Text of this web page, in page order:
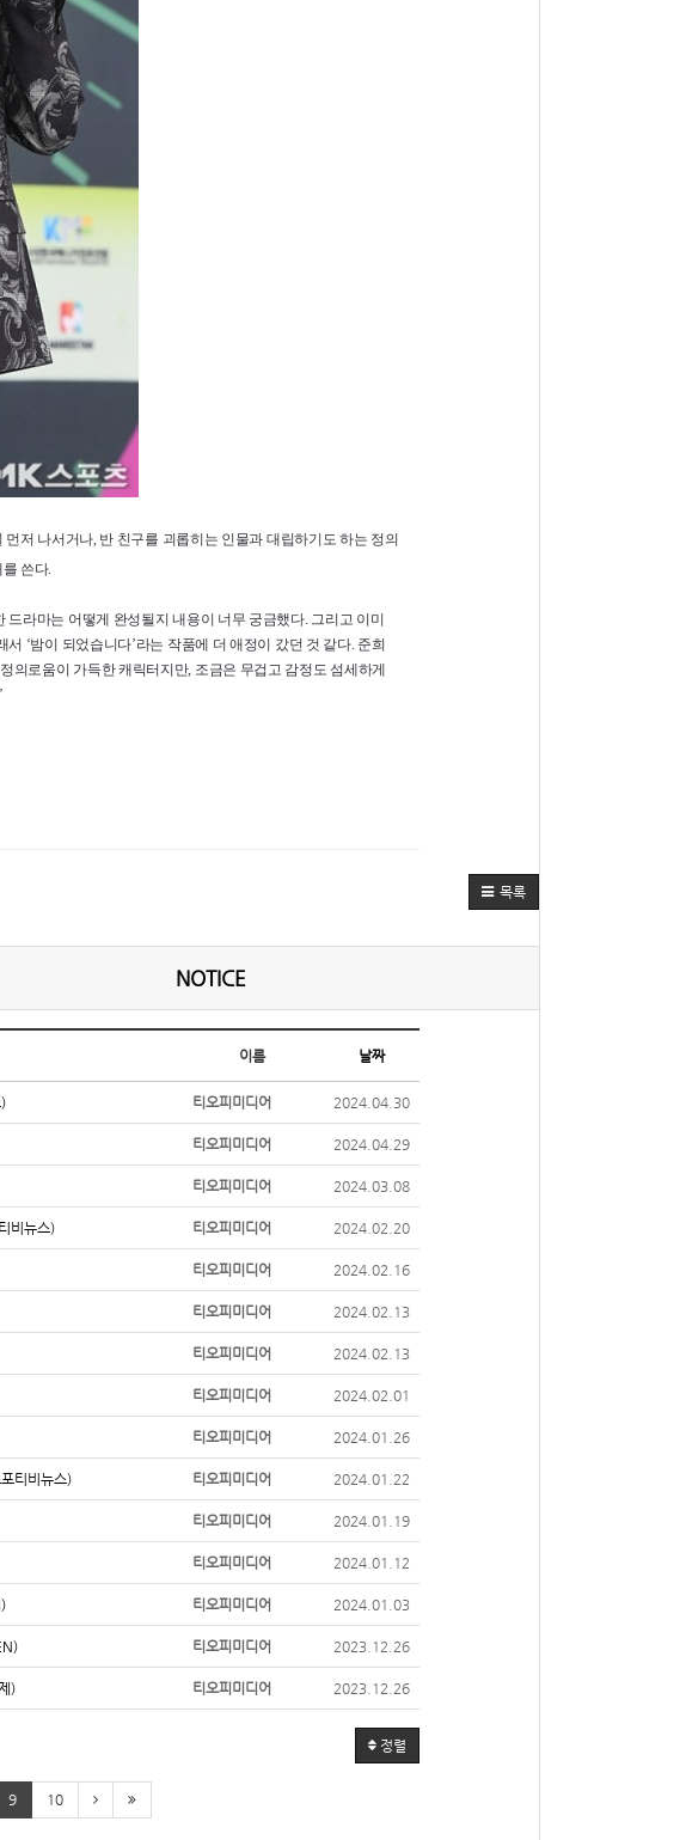
저 나서거나, 반 친구를 괴롭히는 인물과 대립하기도 하는 정의
쓴다.
라마는 어떻게 완성될지 내용이 너무 궁금했다. 그리고 이미
‘밤이 되었습니다’라는 작품에 더 애정이 갔던 것 같다. 준희
의로움이 가득한 캐릭터지만, 조금은 무겁고 감정도 섬세하게
목록
NOTICE
이름 날짜
티오피미디어 2024.04.30
티오피미디어 2024.04.29
티오피미디어 2024.03.08
비뉴스) 티오피미디어 2024.02.20
티오피미디어 2024.02.16
티오피미디어 2024.02.13
티오피미디어 2024.02.13
티오피미디어 2024.02.01
티오피미디어 2024.01.26
티비뉴스) 티오피미디어 2024.01.22
티오피미디어 2024.01.19
티오피미디어 2024.01.12
티오피미디어 2024.01.03
티오피미디어 2023.12.26
) 티오피미디어 2023.12.26
정렬
9 10